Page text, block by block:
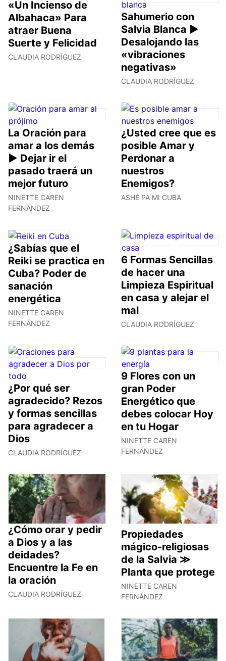
«Un Incienso de
Albahaca» Para
atraer Buena
Suerte y Felicidad
CLAUDIA RODRÍGUEZ
Sahumerio con
Salvia Blanca ►
Desalojando las
«vibraciones
negativas»
CLAUDIA RODRÍGUEZ
La Oración para
amar a los demás
► Dejar ir el
pasado traerá un
mejor futuro
NINETTE CAREN
FERNÁNDEZ
¿Usted cree que es
posible Amar y
Perdonar a
nuestros
Enemigos?
ASHÉ PA MI CUBA
¿Sabías que el
Reiki se practica en
Cuba? Poder de
sanación
energética
NINETTE CAREN
FERNÁNDEZ
6 Formas Sencillas
de hacer una
Limpieza Espiritual
en casa y alejar el
mal
CLAUDIA RODRÍGUEZ
¿Por qué ser
agradecido? Rezos
y formas sencillas
para agradecer a
Dios
CLAUDIA RODRÍGUEZ
9 Flores con un
gran Poder
Energético que
debes colocar Hoy
en tu Hogar
NINETTE CAREN
FERNÁNDEZ
¿Cómo orar y pedir
a Dios y a las
deidades?
Encuentre la Fe en
la oración
CLAUDIA RODRÍGUEZ
Propiedades
mágico-religiosas
de la Salvia ≫
Planta que protege
NINETTE CAREN
FERNÁNDEZ